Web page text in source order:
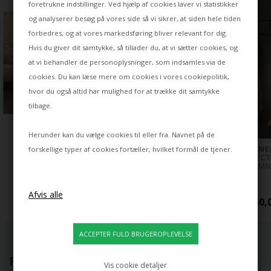
foretrukne indstillinger. Ved hjælp af cookies laver vi statistikker
og analyserer besøg på vores side så vi sikrer, at siden hele tiden
forbedres, og at vores markedsføring bliver relevant for dig.
Hvis du giver dit samtykke, så tillader du, at vi sætter cookies, og
at vi behandler de personoplysninger, som indsamles via de
cookies. Du kan læse mere om cookies i vores cookiepolitik,
hvor du også altid har mulighed for at trække dit samtykke
tilbage.
Herunder kan du vælge cookies til eller fra. Navnet på de
forskellige typer af cookies fortæller, hvilket formål de tjener.
Vis cookie detaljer
NEMO
PROJECTEUR 365
9.560,00 DKK
NEMO
POPULÆRT LIGE NU